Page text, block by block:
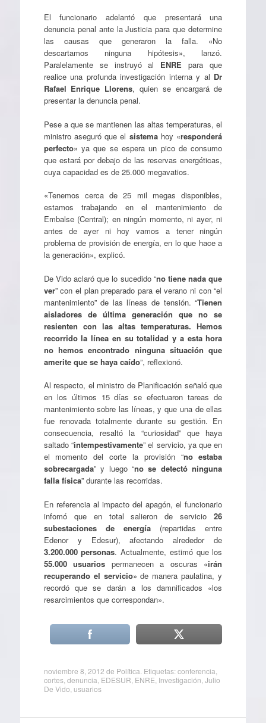
El funcionario adelantó que presentará una
denuncia penal ante la Justicia para que determine
las causas que generaron la falla. «No
descartamos ninguna hipótesis», lanzó.
Paralelamente se instruyó al ENRE para que
realice una profunda investigación interna y al Dr
Rafael Enrique Llorens, quien se encargará de
presentar la denuncia penal.
Pese a que se mantienen las altas temperaturas, el
ministro aseguró que el sistemahoy «responderá
perfecto» ya que se espera un pico de consumo
que estará por debajo de las reservas energéticas,
cuya capacidad es de 25.000 megavatios.
«Tenemos cerca de 25 mil megas disponibles,
estamos trabajando en el mantenimiento de
Embalse (Central); en ningún momento, ni ayer, ni
antes de ayer ni hoy vamos a tener ningún
problema de provisión de energía, en lo que hace a
la generación», explicó.
De Vido aclaró que lo sucedido “no tiene nada que
ver” con el plan preparado para el verano ni con “el
mantenimiento” de las líneas de tensión. “Tienen
aisladores de última generación que no se
resienten con las altas temperaturas. Hemos
recorrido la línea en su totalidad y a esta hora
no hemos encontrado ninguna situación que
amerite que se haya caído”, reflexionó.
Al respecto, el ministro de Planificación señaló que
en los últimos 15 días se efectuaron tareas de
mantenimiento sobre las líneas, y que una de ellas
fue renovada totalmente durante su gestión. En
consecuencia, resaltó la “curiosidad” que haya
saltado “intempestivamente” el servicio, ya que en
el momento del corte la provisión “no estaba
sobrecargada” y luego “no se detectó ninguna
falla física” durante las recorridas.
En referencia al impacto del apagón, el funcionario
infomó que en total salieron de servicio26
subestaciones de energía (repartidas entre
Edenor y Edesur), afectando alrededor de
3.200.000 personas. Actualmente, estimó que los
55.000 usuarios permanecen a oscuras «irán
recuperando el servicio» de manera paulatina, y
recordó que se darán a los damnificados «los
resarcimientos que correspondan».
noviembre 8, 2012 de Política . Etiquetas:conferencia
cortes, denuncia EDESUR ENRE Investigación Julio
De Vido usuarios